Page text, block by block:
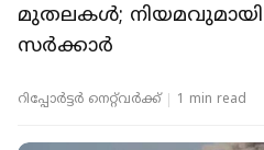
മുതലകള്‍;
സര്‍ക്കാര്‍
റിപ്പോർട്ടർ നെറ്റ്‌വര്‍ക്ക്‌ 1 min read